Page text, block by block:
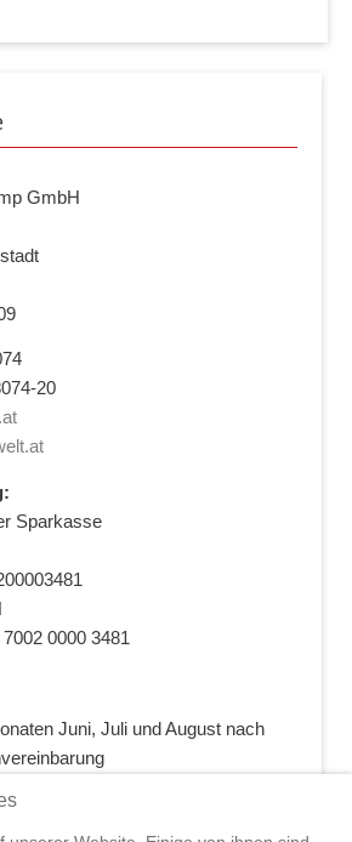
GmbH
20
Sparkasse
0000 3481
Juni, Juli und August nach